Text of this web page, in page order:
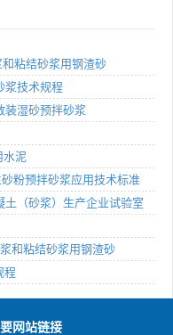
粘结砂浆用钢渣砂
浆技术规程
装湿砂预拌砂浆
水泥
粉预拌砂浆应用技术标准
（砂浆）生产企业试验室
和粘结砂浆用钢渣砂
程
网站链接